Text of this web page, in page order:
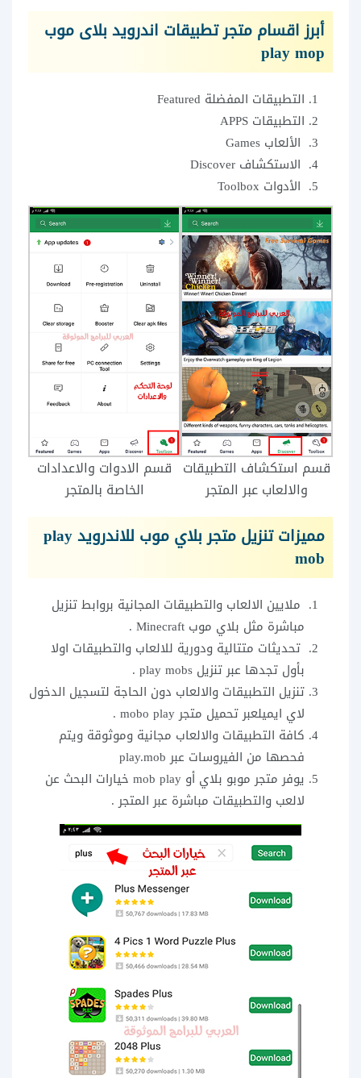
أبرز اقسام متجر تطبيقات اندرويد بلاى موب
play mop
التطبيقات المفضلة Featured
التطبيقات APPS
الألعاب Games
الاستكشاف Discover
الأدوات Toolbox
قسم استكشاف التطبيقات
والالعاب عبر المتجر
قسم الادوات والاعدادات
الخاصة بالمتجر
مميزات تنزيل متجر بلاي موب للاندرويد play
mob
ملايين الالعاب والتطبيقات المجانية بروابط تنزيل
مباشرة مثل بلاي موب Minecraft .
تحديثات متتالية ودورية للالعاب والتطبيقات اولا
بأول تجدها عبر تنزيل play mobs .
تنزيل التطبيقات والالعاب دون الحاجة لتسجيل الدخول
لاي ايميلعبر تحميل متجر mobo play .
كافة التطبيقات والالعاب مجانية وموثوقة ويتم
فحصها من الفيروسات عبر play.mob
يوفر متجر موبو بلاي أو mob play خيارات البحث عن
لالعب والتطبيقات مباشرة عبر المتجر .